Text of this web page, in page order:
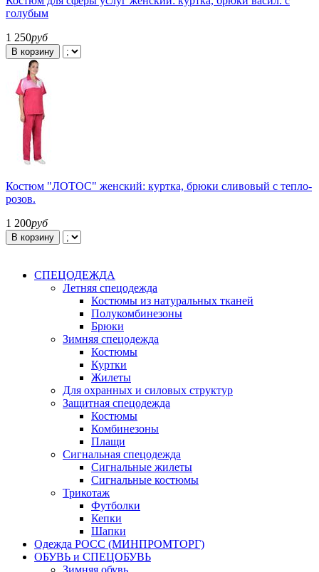
голубым
1 250руб
В корзину
Костюм "ЛОТОС" женский: куртка, брюки сливовый с тепло-
розов.
1 200руб
В корзину
СПЕЦОДЕЖДА
Летняя спецодежда
Костюмы из натуральных тканей
Полукомбинезоны
Брюки
Зимняя спецодежда
Костюмы
Куртки
Жилеты
Для охранных и силовых структур
Защитная спецодежда
Костюмы
Комбинезоны
Плащи
Сигнальная спецодежда
Сигнальные жилеты
Сигнальные костюмы
Трикотаж
Футболки
Кепки
Шапки
Одежда РОСС (МИНПРОМТОРГ)
ОБУВЬ и СПЕЦОБУВЬ
Зимняя обувь